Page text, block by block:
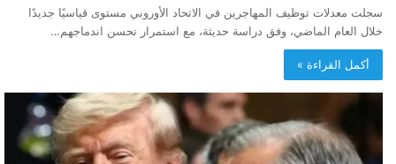
سجلت معدلات توظيف المهاجرين في الاتحاد الأوروبي مستوى قياسيًا جديدًا
خلال العام الماضي، وفق دراسة حديثة، مع استمرار تحسن اندماجهم…
أكمل القراءة »